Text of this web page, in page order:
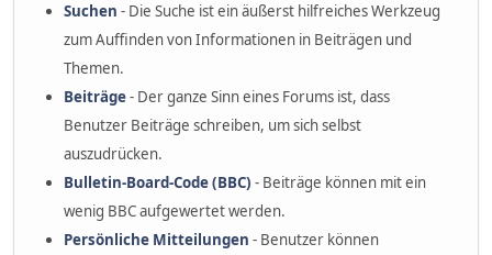
Suchen - Die Suche ist ein äußerst hilfreiches Werkzeug
zum Auffinden von Informationen in Beiträgen und
Themen.
Beiträge- Der ganze Sinn eines Forums ist, dass
Benutzer Beiträge schreiben, um sich selbst
auszudrücken.
Bulletin-Board-Code (BBC) - Beiträge können mit ein
wenig BBC aufgewertet werden.
Persönliche Mitteilungen - Benutzer können